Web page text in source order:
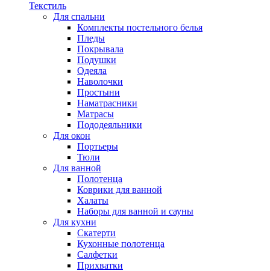
Текстиль
Для спальни
Комплекты постельного белья
Пледы
Покрывала
Подушки
Одеяла
Наволочки
Простыни
Наматрасники
Матрасы
Пододеяльники
Для окон
Портьеры
Тюли
Для ванной
Полотенца
Коврики для ванной
Халаты
Наборы для ванной и сауны
Для кухни
Скатерти
Кухонные полотенца
Салфетки
Прихватки